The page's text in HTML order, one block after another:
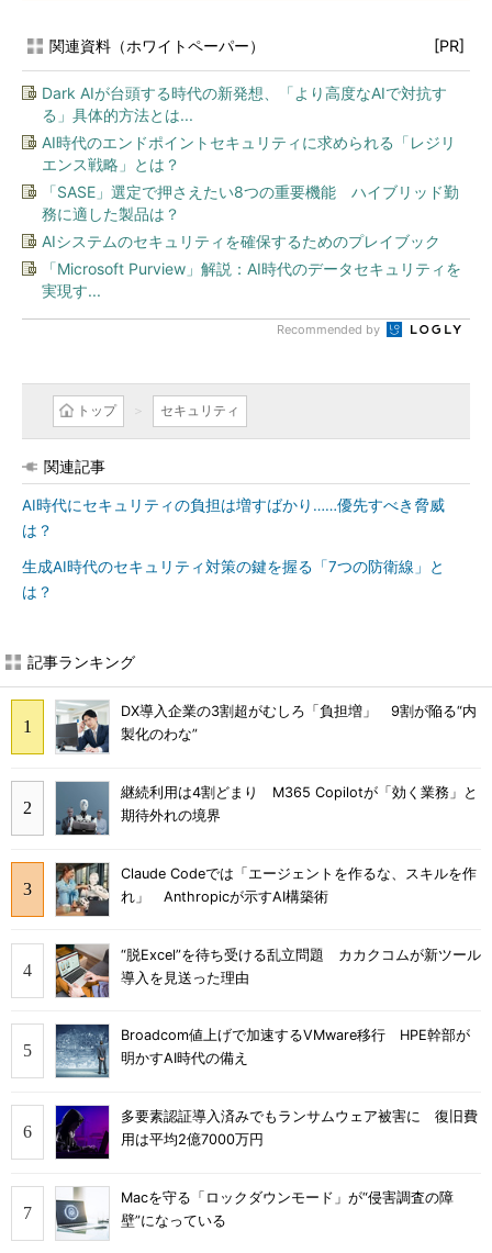
関連資料（ホワイトペーパー） [PR]
Dark AIが台頭する時代の新発想、「より高度なAIで対抗す
る」具体的方法とは...
AI時代のエンドポイントセキュリティに求められる「レジリ
エンス戦略」とは？
「SASE」選定で押さえたい8つの重要機能 ハイブリッド勤
務に適した製品は？
AIシステムのセキュリティを確保するためのプレイブック
「Microsoft Purview」解説：AI時代のデータセキュリティを
実現す...
Recommended by
トップ セキュリティ
関連記事
AI時代にセキュリティの負担は増すばかり……優先すべき脅威
は？
生成AI時代のセキュリティ対策の鍵を握る「7つの防衛線」と
は？
記事ランキング
DX導入企業の3割超がむしろ「負担増」 9割が陥る“内
製化のわな”
継続利用は4割どまり M365 Copilotが「効く業務」と
期待外れの境界
Claude Codeでは「エージェントを作るな、スキルを作
れ」 Anthropicが示すAI構築術
“脱Excel”を待ち受ける乱立問題 カカクコムが新ツール
導入を見送った理由
Broadcom値上げで加速するVMware移行 HPE幹部が
明かすAI時代の備え
多要素認証導入済みでもランサムウェア被害に 復旧費
用は平均2億7000万円
Macを守る「ロックダウンモード」が“侵害調査の障
壁”になっている